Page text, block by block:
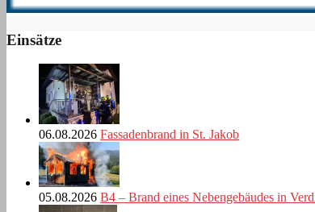
Einsätze
06.08.2026 Fassadenbrand in St. Jakob
05.08.2026 B4 – Brand eines Nebengebäudes in